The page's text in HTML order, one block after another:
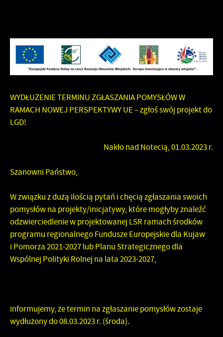
WYDŁUŻENIE TERMINU ZGŁASZANIA POMYSŁÓW W
RAMACH NOWEJ PERSPEKTYWY UE – zgłoś swój projekt do
LGD!
Nakło nad Notecią, 01.03.2023 r.
Szanowni Państwo,
W związku z dużą ilością pytań i chęcią zgłaszania swoich
pomysłów na projekty/inicjatywy, które mogłyby znaleźć
odzwierciedlenie w projektowanej LSR ramach środków
programu regionalnego Fundusze Europejskie dla Kujaw
i Pomorza 2021-2027 lub Planu Strategicznego dla
Wspólnej Polityki Rolnej na lata 2023-2027,
informujemy, żetermin na zgłaszanie pomysłów zostaje
wydłużony do 08.03.2023 r. (środa).